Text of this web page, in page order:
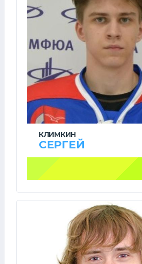
КЛИМКИН
СЕРГЕЙ